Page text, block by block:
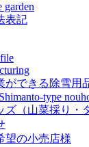
garden
表記
ができる除雪用
type
ズ（山菜採り・
望の小売店様